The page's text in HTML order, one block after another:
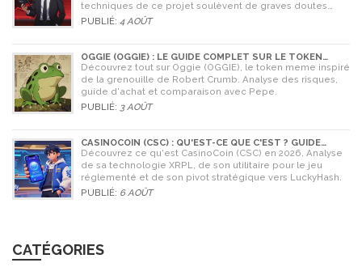
techniques de ce projet soulèvent de graves doutes
quant à sa légitimité en 2026.
PUBLIÉ: 4 AOÛT
OGGIE (OGGIE) : LE GUIDE COMPLET SUR LE TOKEN
MEME DE LA GRENOUILLE
Découvrez tout sur Oggie (OGGIE), le token meme inspiré
de la grenouille de Robert Crumb. Analyse des risques,
guide d'achat et comparaison avec Pepe.
PUBLIÉ: 3 AOÛT
CASINOCOIN (CSC) : QU'EST-CE QUE C'EST ? GUIDE
COMPLET, TOKENOMICS ET AVENIR EN 2026
Découvrez ce qu'est CasinoCoin (CSC) en 2026. Analyse
de sa technologie XRPL, de son utilitaire pour le jeu
réglementé et de son pivot stratégique vers LuckyHash.
PUBLIÉ: 6 AOÛT
CATÉGORIES